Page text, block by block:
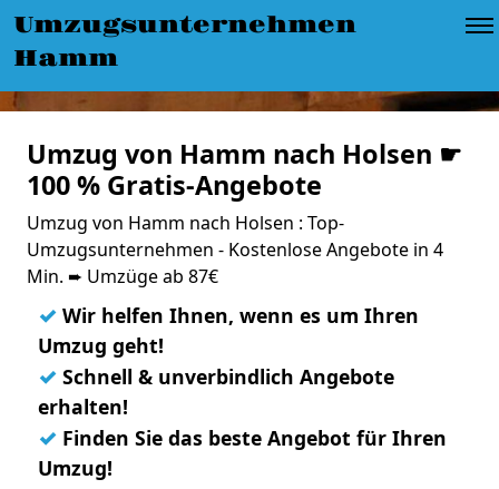
Umzugsunternehmen
Hamm
Umzug von Hamm nach Holsen ☛
100 % Gratis-Angebote
Umzug von Hamm nach Holsen : Top-
Umzugsunternehmen - Kostenlose Angebote in 4
Min. ➨ Umzüge ab 87€
✓ Wir helfen Ihnen, wenn es um Ihren
Umzug geht!
✓ Schnell & unverbindlich Angebote
erhalten!
✓ Finden Sie das beste Angebot für Ihren
Umzug!